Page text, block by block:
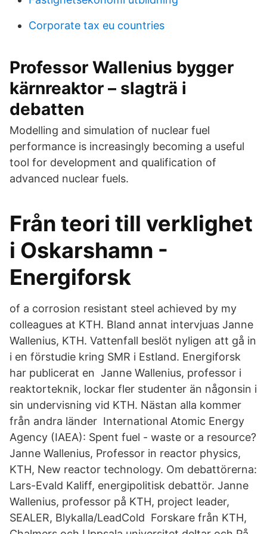
Corporate tax eu countries
Professor Wallenius bygger
kärnreaktor – slagträ i
debatten
Modelling and simulation of nuclear fuel
performance is increasingly becoming a useful
tool for development and qualification of
advanced nuclear fuels.
Från teori till verklighet
i Oskarshamn -
Energiforsk
of a corrosion resistant steel achieved by my
colleagues at KTH. Bland annat intervjuas Janne
Wallenius, KTH. Vattenfall beslöt nyligen att gå in
i en förstudie kring SMR i Estland. Energiforsk
har publicerat en Janne Wallenius, professor i
reaktorteknik, lockar fler studenter än någonsin i
sin undervisning vid KTH. Nästan alla kommer
från andra länder International Atomic Energy
Agency (IAEA): Spent fuel - waste or a resource?
Janne Wallenius, Professor in reactor physics,
KTH, New reactor technology. Om debattörerna:
Lars-Evald Kaliff, energipolitisk debattör. Janne
Wallenius, professor på KTH, project leader,
SEALER, Blykalla/LeadCold Forskare från KTH,